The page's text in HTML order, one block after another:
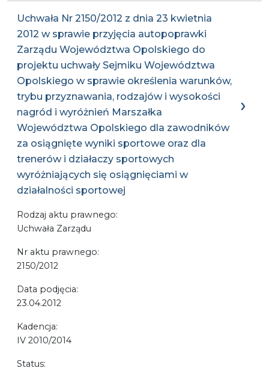
Uchwała Nr 2150/2012 z dnia 23 kwietnia
2012 w sprawie przyjęcia autopoprawki
Zarządu Województwa Opolskiego do
projektu uchwały Sejmiku Województwa
Opolskiego w sprawie określenia warunków,
trybu przyznawania, rodzajów i wysokości
nagród i wyróżnień Marszałka
Województwa Opolskiego dla zawodników
za osiągnięte wyniki sportowe oraz dla
trenerów i działaczy sportowych
wyróżniających się osiągnięciami w
działalności sportowej
Rodzaj aktu prawnego:
Uchwała Zarządu
Nr aktu prawnego:
2150/2012
Data podjęcia:
23.04.2012
Kadencja:
IV 2010/2014
Status: